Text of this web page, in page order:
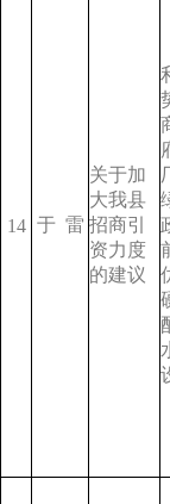
14 于 雷
关于加
大我县
招商引
资力度
的建议